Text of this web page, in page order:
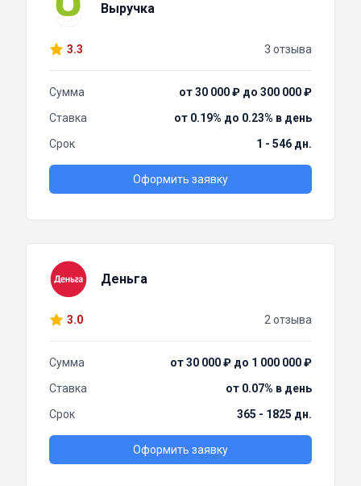
Выручка
3.3 3 отзыва
Сумма
от 30 000 ₽ до 300 000 ₽
Ставка
от 0.19% до 0.23% в день
Срок
1 - 546 дн.
Оформить заявку
Деньга
3.0 2 отзыва
Сумма
от 30 000 ₽ до 1 000 000 ₽
Ставка
от 0.07% в день
Срок
365 - 1825 дн.
Оформить заявку